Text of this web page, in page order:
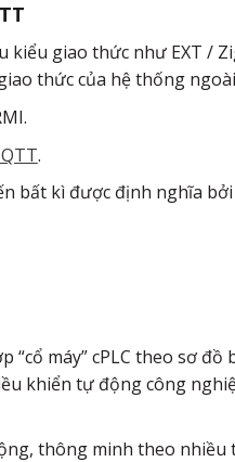
giao thức như EXT /
thức của hệ thống
.
bất kì được định nghĩa
máy” cPLC theo sơ đồ
khiển tự động công
thông minh theo nhiều